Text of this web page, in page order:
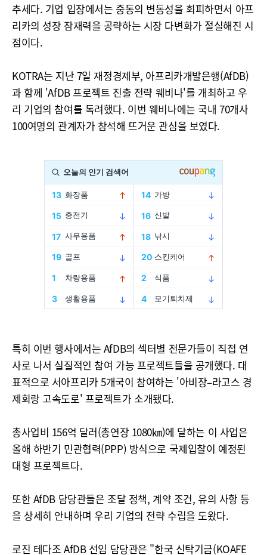
추세다. 기업 입장에서는 중동의 변동성을 회피하면서 아프
리카의 성장 잠재력을 공략하는 시장 다변화가 절실해진 시
점이다.
KOTRA는 지난 7일 재정경제부, 아프리카개발은행(AfDB)
과 함께 'AfDB 프로젝트 진출 전략 웨비나'를 개최하고 우
리 기업의 참여를 독려했다. 이번 웨비나에는 국내 70개사
100여명의 관계자가 참석해 뜨거운 관심을 보였다.
특히 이번 행사에서는 AfDB의 섹터별 전문가들이 직접 연
사로 나서 실질적인 참여 가능 프로젝트들을 공개했다. 대
표적으로 서아프리카 5개국이 참여하는 '아비장–라고스 경
제회랑 고속도로' 프로젝트가 소개됐다.
총사업비 156억 달러(총연장 1080㎞)에 달하는 이 사업은
올해 하반기 민관협력(PPP) 방식으로 국제입찰이 예정된
대형 프로젝트다.
또한 AfDB 담당관들은 조달 정책, 계약 조건, 유의 사항 등
을 상세히 안내하며 우리 기업의 전략 수립을 도왔다.
로진 테다조 AfDB 선임 담당관은 "한국 신탁기금(KOAFE